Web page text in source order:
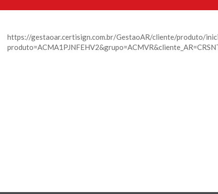
SEGUROS
BLOG
https://gestaoar.certisign.com.br/GestaoAR/cliente/produto/